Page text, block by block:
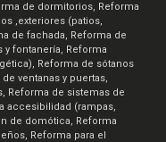
de dormitorios, Reforma
,exteriores (patios,
de fachada, Reforma de
fontanería, Reforma
Reforma de sótanos
ventanas y puertas,
Reforma de sistemas de
accesibilidad (rampas,
de domótica, Reforma
Reforma para el